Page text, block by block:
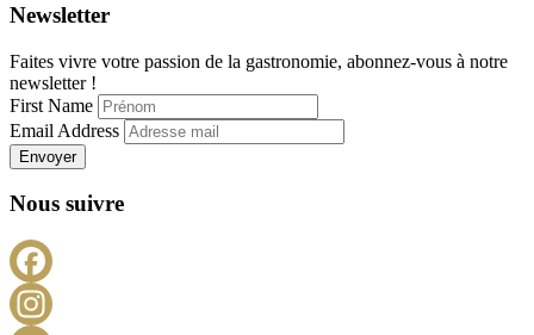
Newsletter
Faites vivre votre passion de la gastronomie, abonnez-vous à notre
newsletter !
First Name
Email Address
Envoyer
Nous suivre